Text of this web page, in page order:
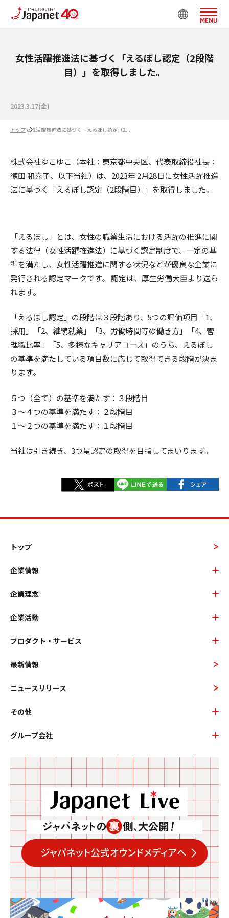
MENU
女性活躍推進法に基づく「えるぼし認定（2段階
目）」を取得しました。
2023.3.17(金)
トップ女性活躍推進法に基づく「えるぼし認定（2...
株式会社ゆこゆこ（本社：東京都中央区、代表取締役社長：
徳田 和嘉子、以下当社）は、2023年 2月28日に女性活躍推進
法に基づく「えるぼし認定（2段階目）」を取得しました。
「えるぼし」とは、女性の職業生活における活躍の推進に関
する法律（女性活躍推進法）に基づく認定制度で、一定の基
準を満たし、女性活躍推進に関する状況などが優良な企業に
発行される認定マークです。 認定は、厚生労働大臣より送ら
れます。
「えるぼし認定」の段階は３段階あり、5つの評価項目「1、
採用」「2、継続就業」「3、労働時間等の働き方」「4、管
理職比率」「5、多様なキャリアコース」のうち、えるぼし
の基準を満たしている項目数に応じて取得できる段階が決ま
ります。
５つ（全て）の基準を満たす：３段階目
３～４つの基準を満たす：２段階目
１～２つの基準を満たす：１段階目
当社は引き続き、3つ星認定の取得を目指してまいります。
トップ
企業情報
企業理念
企業活動
プロダクト・サービス
最新情報
ニュースリリース
その他
グループ会社